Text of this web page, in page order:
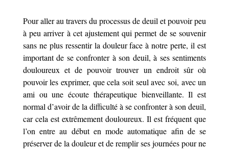
Pour aller au travers du processus de deuil et pouvoir peu
à peu arriver à cet ajustement qui permet de se souvenir
sans ne plus ressentir la douleur face à notre perte, il est
important de se confronter à son deuil, à ses sentiments
douloureux et de pouvoir trouver un endroit sûr où
pouvoir les exprimer, que cela soit seul avec soi, avec un
ami ou une écoute thérapeutique bienveillante. Il est
normal d’avoir de la difficulté à se confronter à son deuil,
car cela est extrêmement douloureux. Il est fréquent que
l’on entre au début en mode automatique afin de se
préserver de la douleur et de remplir ses journées pour ne